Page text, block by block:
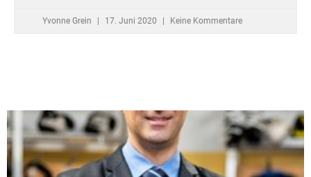
Yvonne Grein 17. Juni 2020 Keine Kommentare